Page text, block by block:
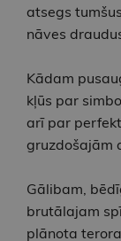
atsegs
nāves
Kādam
kļūs par
arī par
gruzdošajām
Gālibam,
brutālajam
plānota